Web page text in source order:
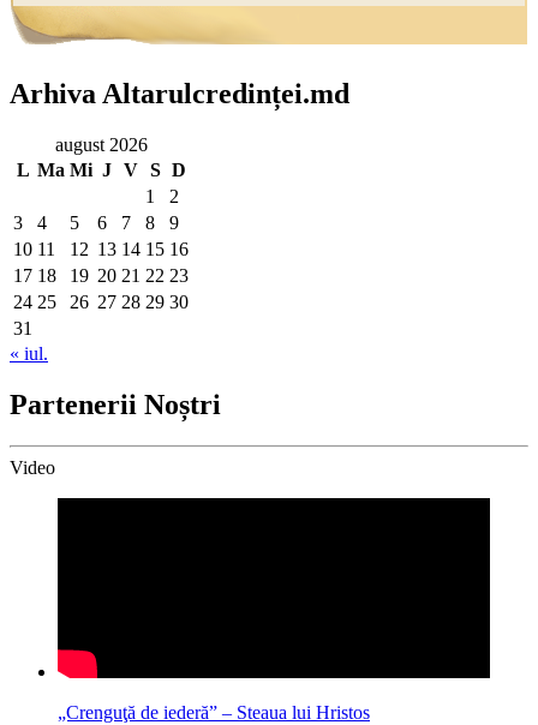
Arhiva Altarulcredinței.md
august 2026
L Ma Mi J V S D
1
2
3
4 5 6 7 8
9
10 11 12 13 14 15 16
17 18 19 20 21 22 23
24 25 26 27 28 29 30
31
« iul.
Partenerii Noștri
Video
„Crenguţă de iederă” – Steaua lui Hristos